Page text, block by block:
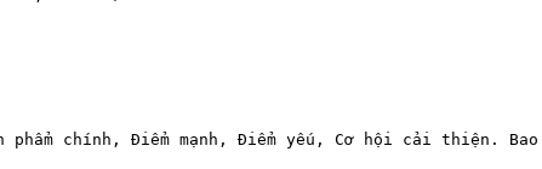
chính, Điểm mạnh, Điểm yếu, Cơ hội cải thiện.